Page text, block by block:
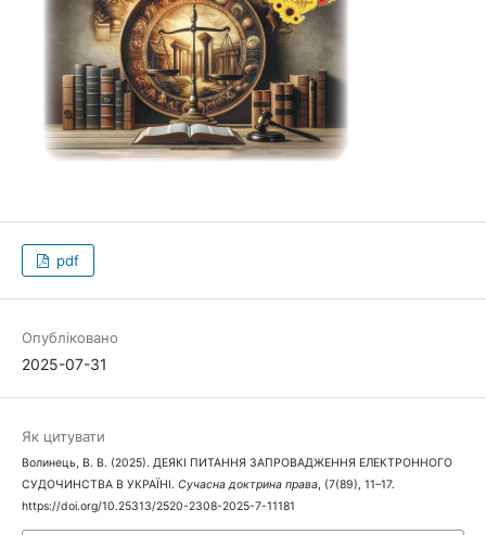
pdf
Опубліковано
2025-07-31
Як цитувати
Волинець, В. В. (2025). ДЕЯКІ ПИТАННЯ ЗАПРОВАДЖЕННЯ ЕЛЕКТРОННОГО
СУДОЧИНСТВА В УКРАЇНІ. Сучасна доктрина права, (7(89), 11–17.
https://doi.org/10.25313/2520-2308-2025-7-11181